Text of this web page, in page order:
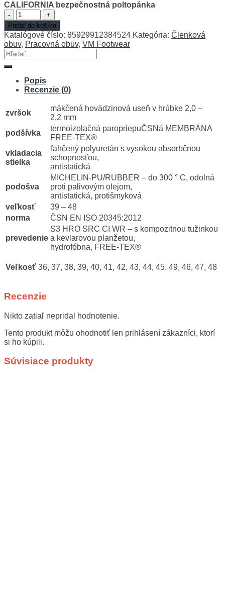
CALIFORNIA bezpečnostná poltopánka
množstvo
CALIFORNIA
bezpečnostná
poltopánka
Pridať do košíka
Katalógové číslo: 85929912384524 Kategória: Členková
obuv, Pracovná obuv, VM Footwear
Hľadať:
Popis
Recenzie (0)
zvršok
mäkčená hovädzinová useň v hrúbke 2,0 –
2,2 mm
podšívka
termoizolačná paropriepuČSNá MEMBRÁNA
FREE-TEX®
vkladacia
stielka
ľahčený polyuretán s vysokou absorbčnou
schopnosťou,
antistatická
podošva
MICHELIN-PU/RUBBER – do 300 ° C, odolná
proti palivovým olejom,
antistatická, protišmyková
veľkosť
39 – 48
norma
ČSN EN ISO 20345:2012
prevedenie
S3 HRO SRC CI WR – s kompozitnou tužinkou
a kevlarovou planžetou,
hydrofóbna, FREE-TEX®
Veľkosť 36, 37, 38, 39, 40, 41, 42, 43, 44, 45, 49, 46, 47, 48
Recenzie
Nikto zatiaľ nepridal hodnotenie.
Tento produkt môžu ohodnotiť len prihlásení zákazníci, ktorí
si ho kúpili.
Súvisiace produkty